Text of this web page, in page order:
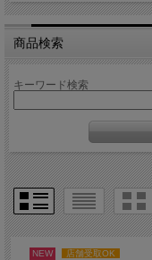
商品検索
キーワード検索
NEW 店舗受取OK